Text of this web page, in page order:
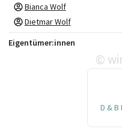
Bianca Wolf
Dietmar Wolf
Eigentümer:innen
©
D & B